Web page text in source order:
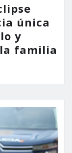
única
y
familia